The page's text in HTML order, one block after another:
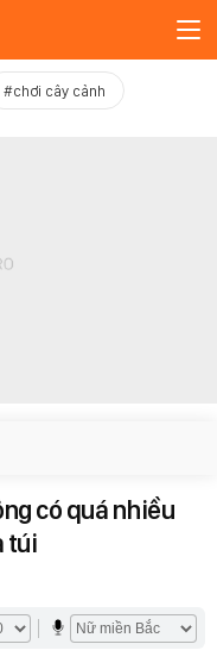
#chơi cây cảnh
có quá nhiều
túi